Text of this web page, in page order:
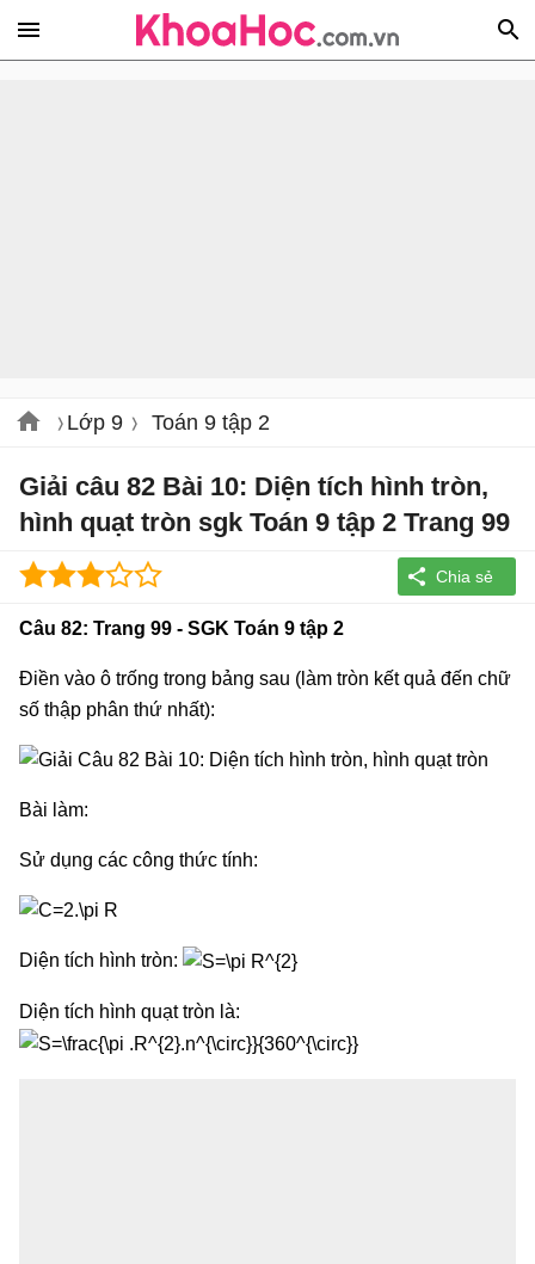
Lớp 9 Toán 9 tập 2
Giải câu 82 Bài 10: Diện tích hình tròn,
hình quạt tròn sgk Toán 9 tập 2 Trang 99
Câu 82: Trang 99 - SGK Toán 9 tập 2
Điền vào ô trống trong bảng sau (làm tròn kết quả đến chữ
số thập phân thứ nhất):
Bài làm:
Sử dụng các công thức tính:
Diện tích hình tròn:
Diện tích hình quạt tròn là: